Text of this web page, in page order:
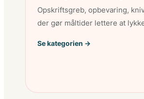
Opskriftsgreb, opbevaring,
der gør måltider lettere at
Se kategorien →